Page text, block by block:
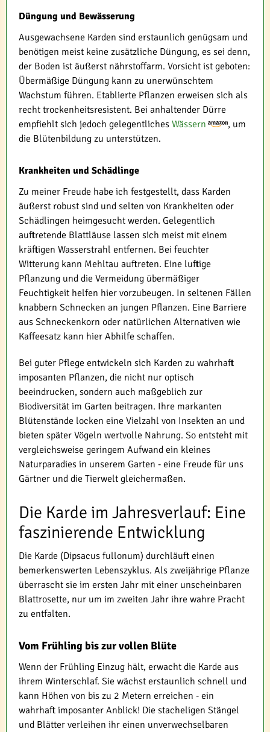
Düngung und Bewässerung
Ausgewachsene Karden sind erstaunlich genügsam und
benötigen meist keine zusätzliche Düngung, es sei denn,
der Boden ist äußerst nährstoffarm. Vorsicht ist geboten:
Übermäßige Düngung kann zu unerwünschtem
Wachstum führen. Etablierte Pflanzen erweisen sich als
recht trockenheitsresistent. Bei anhaltender Dürre
empfiehlt sich jedoch gelegentliches Wässern
, um
die Blütenbildung zu unterstützen.
Krankheiten und Schädlinge
Zu meiner Freude habe ich festgestellt, dass Karden
äußerst robust sind und selten von Krankheiten oder
Schädlingen heimgesucht werden. Gelegentlich
auftretende Blattläuse lassen sich meist mit einem
kräftigen Wasserstrahl entfernen. Bei feuchter
Witterung kann Mehltau auftreten. Eine luftige
Pflanzung und die Vermeidung übermäßiger
Feuchtigkeit helfen hier vorzubeugen. In seltenen Fällen
knabbern Schnecken an jungen Pflanzen. Eine Barriere
aus Schneckenkorn oder natürlichen Alternativen wie
Kaffeesatz kann hier Abhilfe schaffen.
Bei guter Pflege entwickeln sich Karden zu wahrhaft
imposanten Pflanzen, die nicht nur optisch
beeindrucken, sondern auch maßgeblich zur
Biodiversität im Garten beitragen. Ihre markanten
Blütenstände locken eine Vielzahl von Insekten an und
bieten später Vögeln wertvolle Nahrung. So entsteht mit
vergleichsweise geringem Aufwand ein kleines
Naturparadies in unserem Garten - eine Freude für uns
Gärtner und die Tierwelt gleichermaßen.
Die Karde im Jahresverlauf: Eine
faszinierende Entwicklung
Die Karde (Dipsacus fullonum) durchläuft einen
bemerkenswerten Lebenszyklus. Als zweijährige Pflanze
überrascht sie im ersten Jahr mit einer unscheinbaren
Blattrosette, nur um im zweiten Jahr ihre wahre Pracht
zu entfalten.
Vom Frühling bis zur vollen Blüte
Wenn der Frühling Einzug hält, erwacht die Karde aus
ihrem Winterschlaf. Sie wächst erstaunlich schnell und
kann Höhen von bis zu 2 Metern erreichen - ein
wahrhaft imposanter Anblick! Die stacheligen Stängel
und Blätter verleihen ihr einen unverwechselbaren